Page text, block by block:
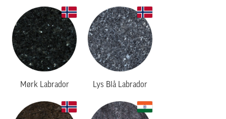
Mørk Labrador Lys Blå Labrador